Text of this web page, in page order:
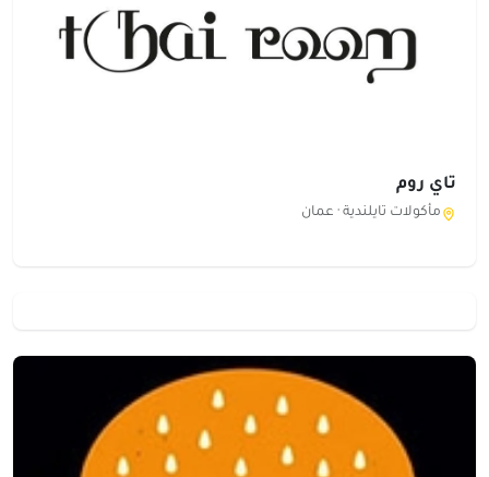
تاي روم
مأكولات تايلندية · عمان